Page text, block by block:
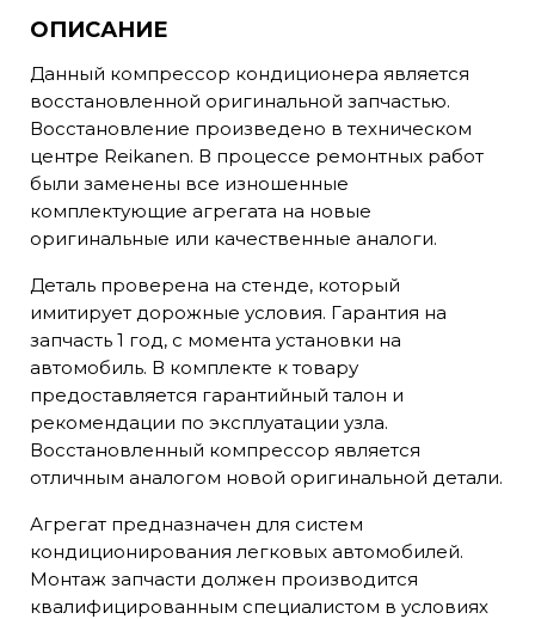
ОПИСАНИЕ
Данный компрессор кондиционера является
восстановленной оригинальной запчастью.
Восстановление произведено в техническом
центре Reikanen. В процессе ремонтных работ
были заменены все изношенные
комплектующие агрегата на новые
оригинальные или качественные аналоги.
Деталь проверена на стенде, который
имитирует дорожные условия. Гарантия на
запчасть 1 год, с момента установки на
автомобиль. В комплекте к товару
предоставляется гарантийный талон и
рекомендации по эксплуатации узла.
Восстановленный компрессор является
отличным аналогом новой оригинальной детали.
Агрегат предназначен для систем
кондиционирования легковых автомобилей.
Монтаж запчасти должен производится
квалифицированным специалистом в условиях